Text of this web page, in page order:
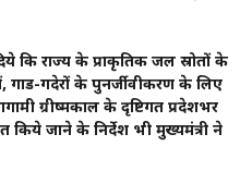
कि राज्य के प्राकृतिक जल स्रोतों के
गदेरों के पुनर्जीवीकरण के लिए
ग्रीष्मकाल के दृष्टिगत प्रदेशभर
किये जाने के निर्देश भी मुख्यमंत्री ने